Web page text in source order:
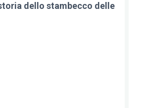
dello stambecco delle